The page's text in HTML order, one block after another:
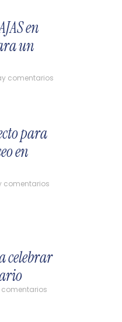
en
un
comentarios
para
en
comentarios
celebrar
comentarios